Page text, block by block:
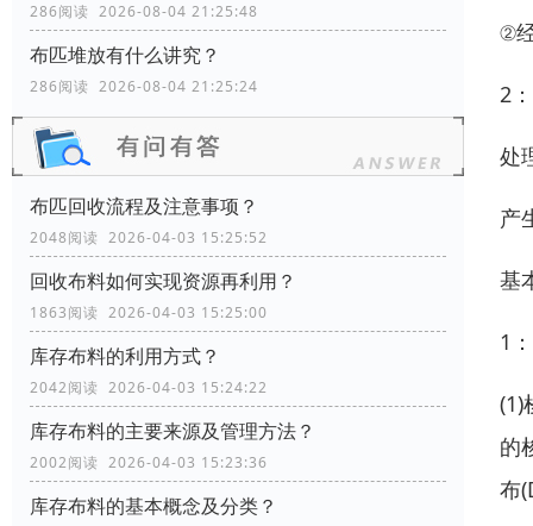
286阅读 2026-08-04 21:25:48
布匹堆放有什么讲究？
286阅读 2026-08-04 21:25:24
布匹回收流程及注意事项？
2048阅读 2026-04-03 15:25:52
回收布料如何实现资源再利用？
1863阅读 2026-04-03 15:25:00
库存布料的利用方式？
2042阅读 2026-04-03 15:24:22
库存布料的主要来源及管理方法？
2002阅读 2026-04-03 15:23:36
库存布料的基本概念及分类？
②
2
处
产
基
1
(1)
的
布